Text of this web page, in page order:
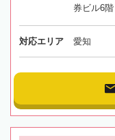
券ビル6階
対応エリア 愛知